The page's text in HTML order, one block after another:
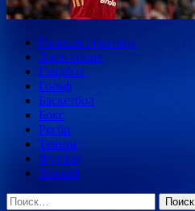
Главная страница
Авто-спорт
Гандбол
Гольф
Баскетбол
Бокс
Регби
Теннис
Футбол
Хоккей
Найти: